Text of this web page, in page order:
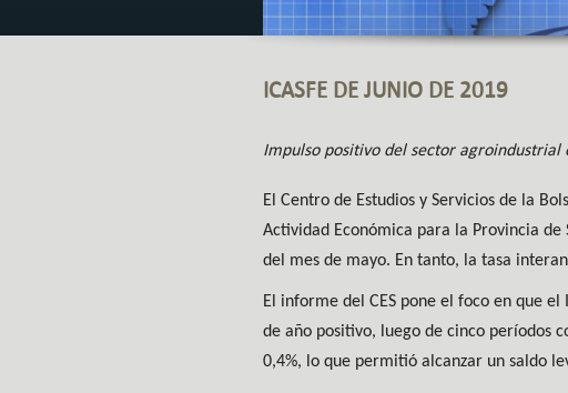
ICASFE DE JUNIO DE 2019
Impulso positivo del sector
El Centro de Estudios y Servicios de la
Actividad Económica para la Provincia
del mes de mayo. En tanto, la tasa
El informe del CES pone el foco en que
de año positivo, luego de cinco períodos
0,4%, lo que permitió alcanzar un saldo